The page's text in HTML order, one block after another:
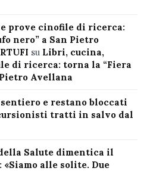
prove cinofile di ricerca:
nero” a San Pietro
su Libri, cucina,
di ricerca: torna la “Fiera
Avellana
e restano bloccati
tratti in salvo dal
Salute dimentica il
«Siamo alle solite. Due